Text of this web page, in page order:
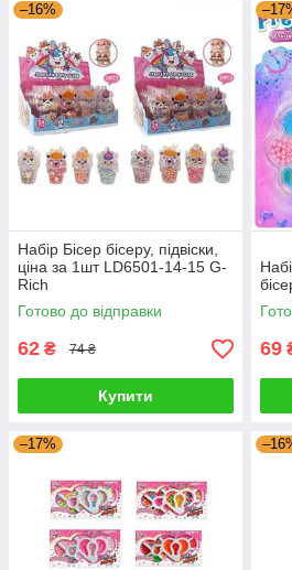
–16%
Набір Бісер бісеру, підвіски,
ціна за 1шт LD6501-14-15 G-
Rich
Готово до відправки
62 ₴ 74 ₴
Купити
69
–17%